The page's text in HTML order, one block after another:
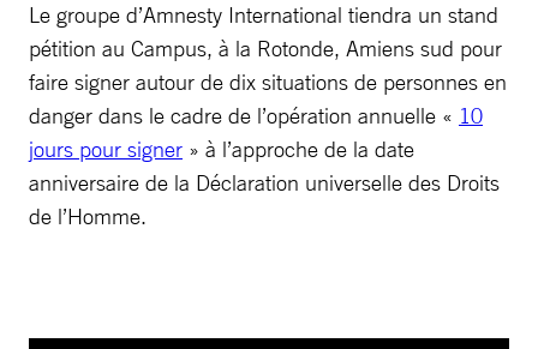
Le groupe d’Amnesty International tiendra un stand
pétition au Campus, à la Rotonde, Amiens sud pour
faire signer autour de dix situations de personnes en
danger dans le cadre de l’opération annuelle « 10
jours pour signer » à l’approche de la date
anniversaire de la Déclaration universelle des Droits
de l’Homme.